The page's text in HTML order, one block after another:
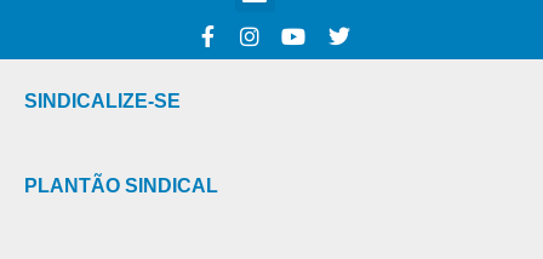
SINDICALIZE-SE
PLANTÃO SINDICAL